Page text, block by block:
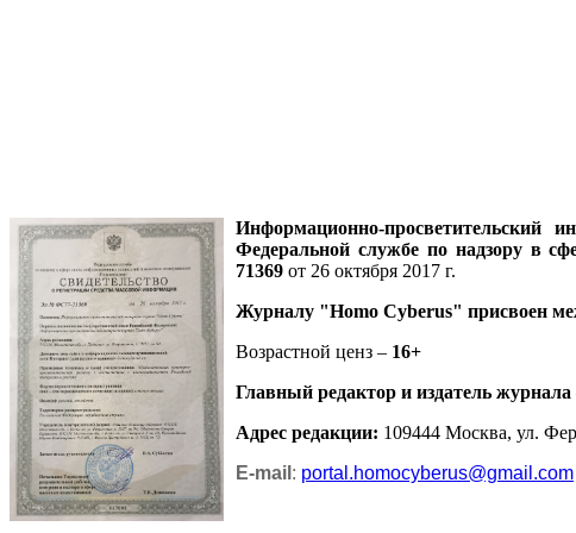
Информационно-
Федеральной службе по надзору в
71369 от 26 октября 2017 г.
Журналу "Homo Cyberus" присвоен
Возрастной ценз – 16+
Главный редактор и издатель журнала
Адрес редакции: 109444 Москва, ул.
E-mail : portal.homocyberus@gmail.com